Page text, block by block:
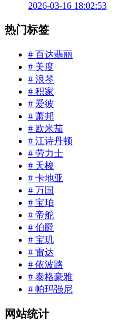
2026-03-16 18:02:53
热门标签
# 百达翡丽
# 美度
# 浪琴
# 积家
# 爱彼
# 萧邦
# 欧米茄
# 江诗丹顿
# 劳力士
# 天梭
# 卡地亚
# 万国
# 宝珀
# 帝舵
# 伯爵
# 宝玑
# 雷达
# 依波路
# 泰格豪雅
# 帕玛强尼
网站统计